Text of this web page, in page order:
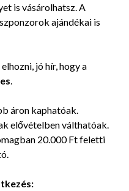
is vásárolhatsz. A
ajándékai is
jó hír, hogy a
áron kaphatóak.
elővételben válthatóak.
20.000 Ft feletti